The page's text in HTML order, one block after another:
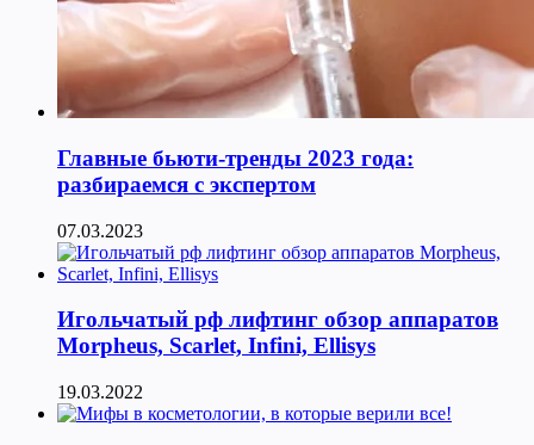
Главные бьюти-тренды 2023 года:
разбираемся с экспертом
07.03.2023
Игольчатый рф лифтинг обзор аппаратов
Morpheus, Scarlet, Infini, Ellisys
19.03.2022